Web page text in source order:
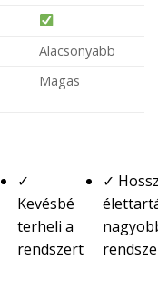
Alacsonyabb
Magas
✓
Kevésbé
terheli a
rendszert
✓